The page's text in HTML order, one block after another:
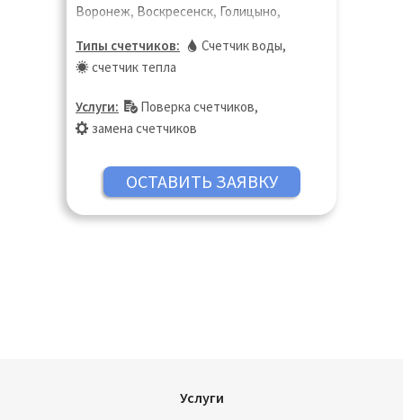
Воронеж, Воскресенск, Голицыно,
Дмитров, Долгопрудный, Домодедово,
Дубна, Екатеринбург, Жуковский,
Зарайск, Звенигород, Иваново,
Ивантеевка, Ижевск, Истра, Казань,
Калининград, Калуга, Кашира, Кинешма,
Киров, Клин, Коломна, Королёв,
Кострома, Котельники, Красногорск,
Краснодар, Краснодар, Краснозаводск,
Типы счетчиков: Счетчик воды,
счетчик тепла
Услуги: Поверка счетчиков,
замена счетчиков
Услуги